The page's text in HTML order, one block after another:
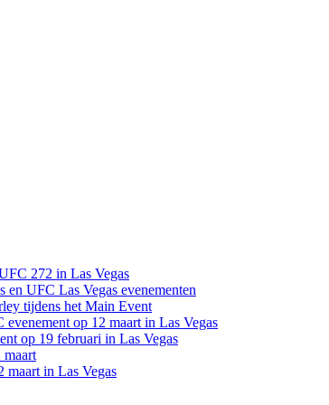
272 in Las Vegas
UFC Las Vegas evenementen
tijdens het Main Event
op 12 maart in Las Vegas
op 19 februari in Las Vegas
maart
maart in Las Vegas